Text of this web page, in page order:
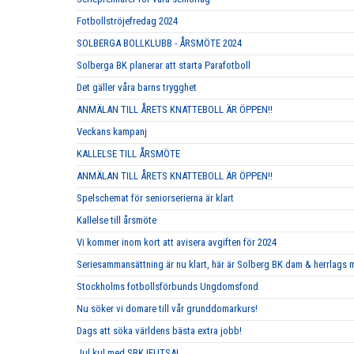
Fotbollströjefredag 2024
SOLBERGA BOLLKLUBB - ÅRSMÖTE 2024
Solberga BK planerar att starta Parafotboll
Det gäller våra barns trygghet
ANMÄLAN TILL ÅRETS KNATTEBOLL ÄR ÖPPEN!!
Veckans kampanj
KALLELSE TILL ÅRSMÖTE
ANMÄLAN TILL ÅRETS KNATTEBOLL ÄR ÖPPEN!!
Spelschemat för seniorserierna är klart
Kallelse till årsmöte
Vi kommer inom kort att avisera avgiften för 2024
Seriesammansättning är nu klart, här är Solberg BK dam & herrlags
Stockholms fotbollsförbunds Ungdomsfond
Nu söker vi domare till vår grunddomarkurs!
Dags att söka världens bästa extra jobb!